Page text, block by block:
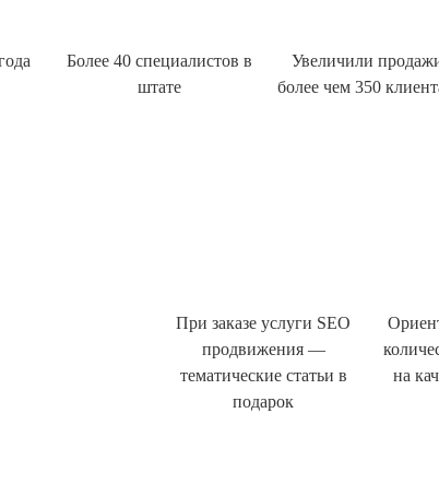
Более 40 специалистов в
штате
Увеличили
более чем 350
При заказе услуги SEO
продвижения —
тематические статьи в
подарок
на